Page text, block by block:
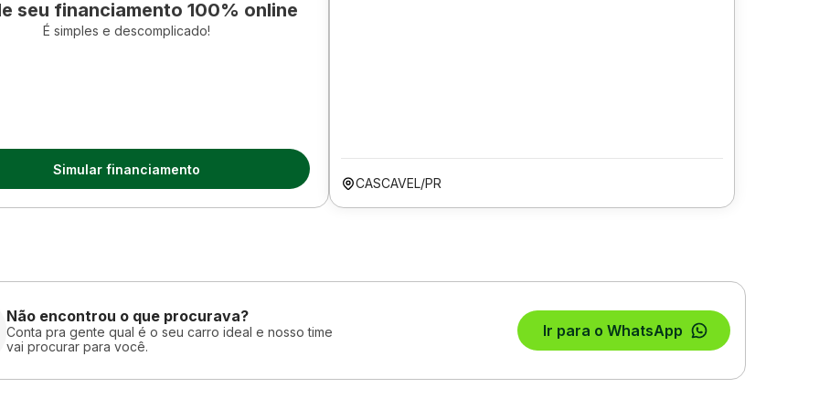
seu financiamento 100% online
É simples e descomplicado!
Simular financiamento
CASCAVEL/PR
Não encontrou o que procurava?
Conta pra gente qual é o seu carro ideal e nosso time
vai procurar para você.
Ir para o WhatsApp